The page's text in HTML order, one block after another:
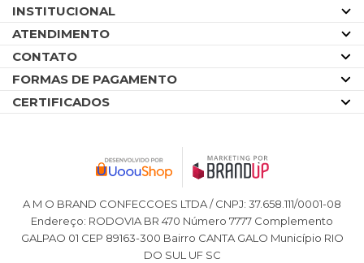
INSTITUCIONAL
ATENDIMENTO
CONTATO
FORMAS DE PAGAMENTO
CERTIFICADOS
A M O BRAND CONFECCOES LTDA / CNPJ: 37.658.111/0001-08
Endereço: RODOVIA BR 470 Número 7777 Complemento
GALPAO 01 CEP 89163-300 Bairro CANTA GALO Município RIO
DO SUL UF SC